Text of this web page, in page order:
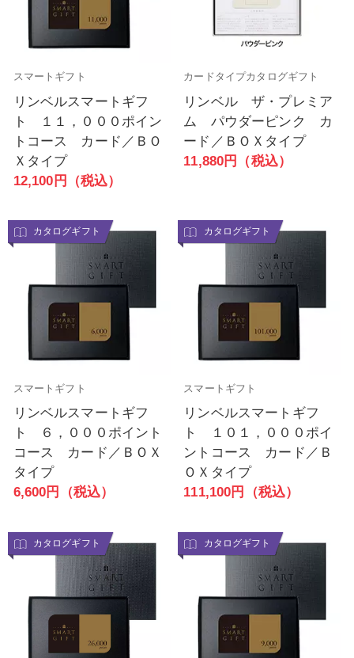
スマートギフト
リンベルスマートギフ
ト １１，０００ポイン
トコース カード／ＢＯ
Ｘタイプ
12,100円（税込）
カードタイプカタログギフト
リンベル ザ・プレミア
ム パウダーピンク カ
ード／ＢＯＸタイプ
11,880円（税込）
カタログギフト
スマートギフト
リンベルスマートギフ
ト ６，０００ポイント
コース カード／ＢＯＸ
タイプ
6,600円（税込）
カタログギフト
スマートギフト
リンベルスマートギフ
ト １０１，０００ポイ
ントコース カード／Ｂ
ＯＸタイプ
111,100円（税込）
カタログギフト カタログギフト